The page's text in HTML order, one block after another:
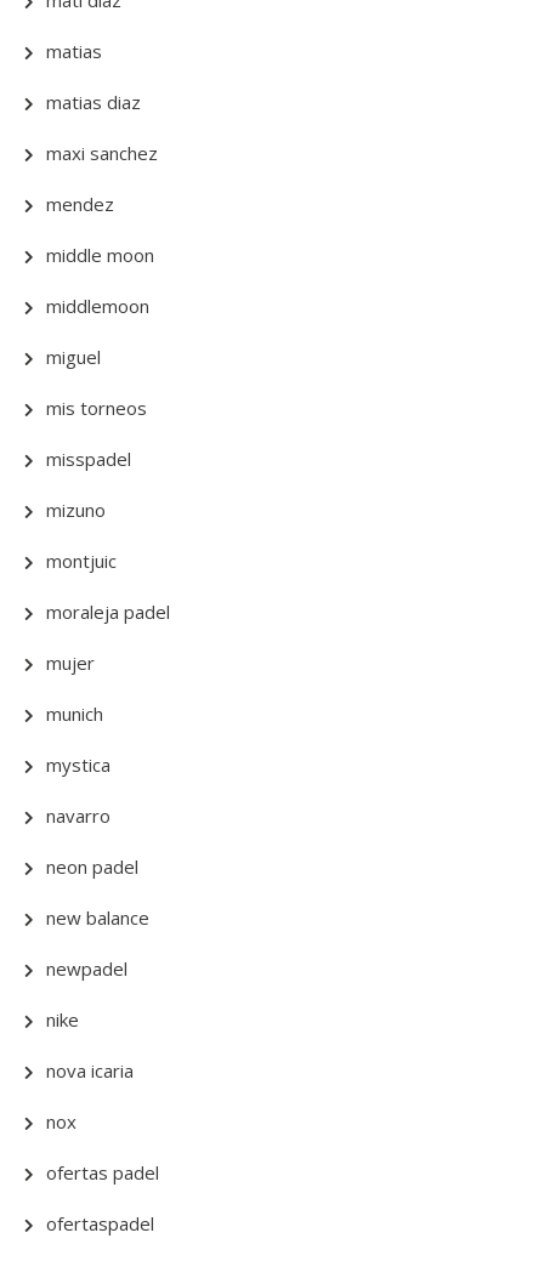
matias
matias diaz
maxi sanchez
mendez
middle moon
middlemoon
miguel
mis torneos
misspadel
mizuno
montjuic
moraleja padel
mujer
munich
mystica
navarro
neon padel
new balance
newpadel
nike
nova icaria
nox
ofertas padel
ofertaspadel